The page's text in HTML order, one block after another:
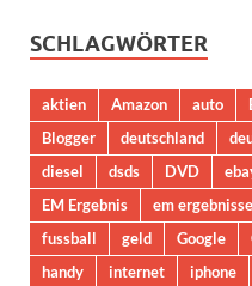
SCHLAGWÖRTER
aktien Amazon auto
Blogger
deutschland
diesel
dsds DVD
EM Ergebnis
em ergebnisse
fussball
geld Google
handy
internet iphone